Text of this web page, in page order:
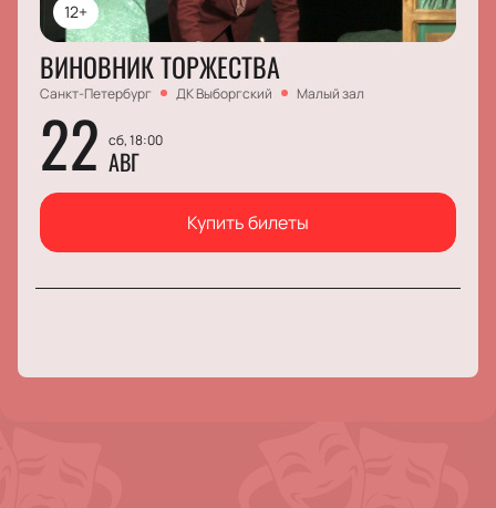
12+
ВИНОВНИК ТОРЖЕСТВА
Санкт-Петербург ДК Выборгский Малый зал
22 сб, 18:00
АВГ
Купить билеты